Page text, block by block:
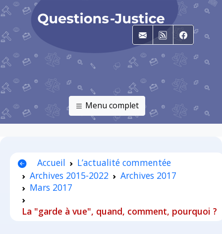
E-mailRSS
Menu complet
Accueil
L’actualité commentée
Archives 2015-2022
Archives 2017
Mars 2017
La "garde à vue", quand, comment, pourquoi ?